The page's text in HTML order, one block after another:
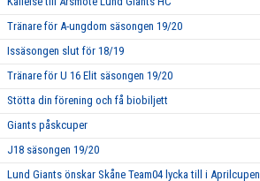
Tränare för A-ungdom säsongen 19/20
Issäsongen slut för 18/19
Tränare för U 16 Elit säsongen 19/20
Stötta din förening och få biobiljett
Giants påskcuper
J18 säsongen 19/20
Lund Giants önskar Skåne Team04 lycka till i Aprilcupen